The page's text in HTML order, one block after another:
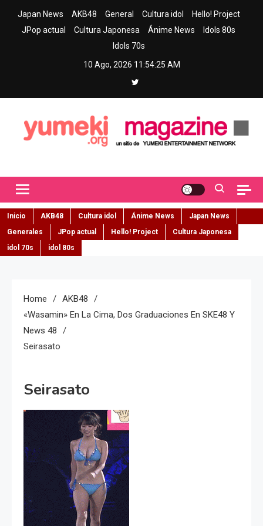
Japan News AKB48 General Cultura idol
Hello! Project
JPop actual
Cultura Japonesa Ánime News
Idols 80s
Idols 70s
10 Ago, 2026 11:54:26 AM
Inicio AKB48 Cultura idol Ánime News
Japan News
Generales
JPop actual Hello! Project
Cultura Japonesa
idol 70s
idol 80s
Home
AKB48
«Wasamin» En La Cima, Dos Graduaciones En SKE48 Y
News 48
Seirasato
Seirasato